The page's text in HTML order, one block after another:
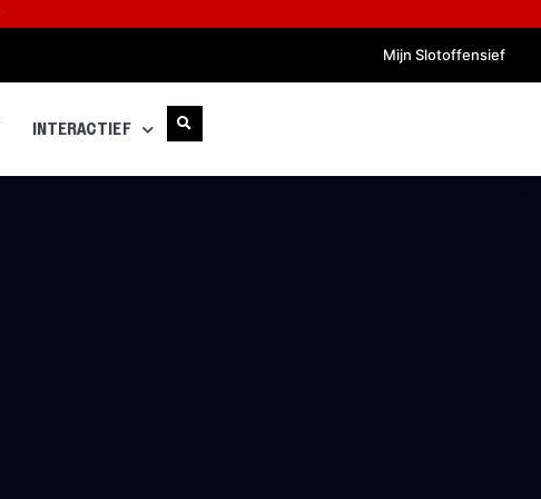
Mijn Slotoffensief
INTERACTIEF